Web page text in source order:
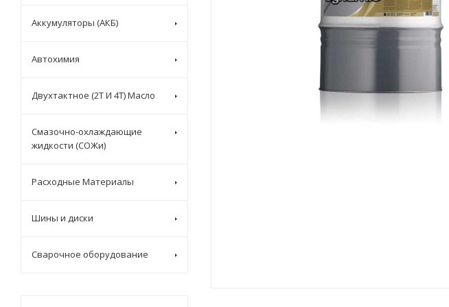
Аккумуляторы (АКБ)
Автохимия
Двухтактное (2T И 4T) Масло
Смазочно-охлаждающие
жидкости (СОЖи)
Расходные Материалы
Шины и диски
Сварочное оборудование